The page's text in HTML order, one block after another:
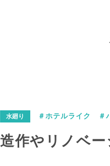
水廻り ＃ホテルライク ＃
造作やリノベ